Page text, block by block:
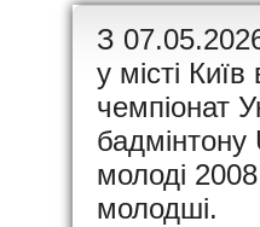
20
З
у місті Київ
чемпіонат
молоді
молодші.